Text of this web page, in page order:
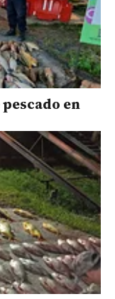
en